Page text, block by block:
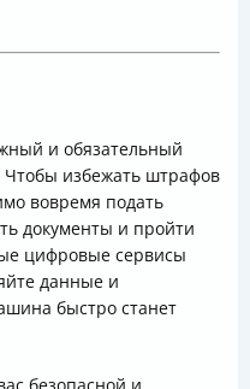
и обязательный
Чтобы избежать штрафов
вовремя подать
документы и пройти
цифровые сервисы
данные и
быстро станет
безопасной и